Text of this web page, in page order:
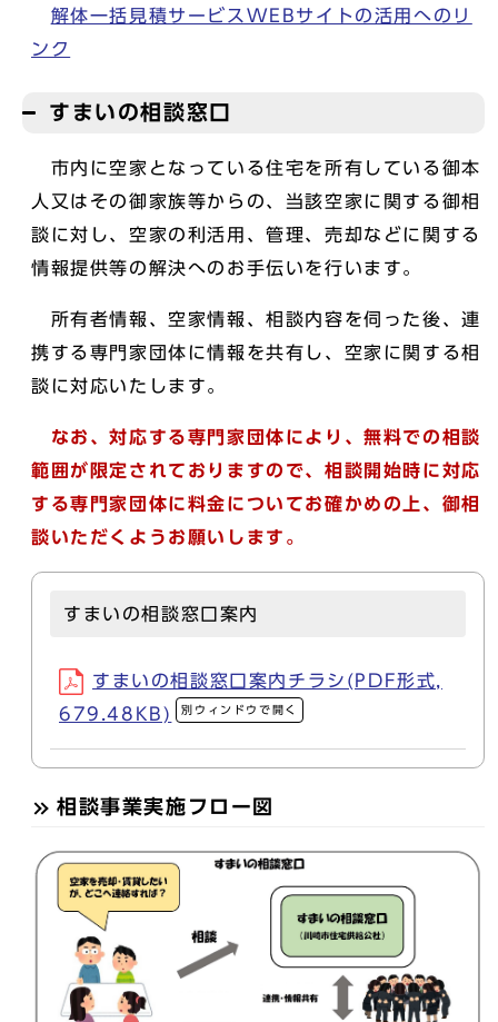
解体一括見積サービスWEBサイトの活用へのリ
ンク
すまいの相談窓口
市内に空家となっている住宅を所有している御本
人又はその御家族等からの、当該空家に関する御相
談に対し、空家の利活用、管理、売却などに関する
情報提供等の解決へのお手伝いを行います。
所有者情報、空家情報、相談内容を伺った後、連
携する専門家団体に情報を共有し、空家に関する相
談に対応いたします。
なお、対応する専門家団体により、無料での相談
範囲が限定されておりますので、相談開始時に対応
する専門家団体に料金についてお確かめの上、御相
談いただくようお願いします。
すまいの相談窓口案内
すまいの相談窓口案内チラシ(PDF形式,
679.48KB)
別ウィンドウで開く
相談事業実施フロー図